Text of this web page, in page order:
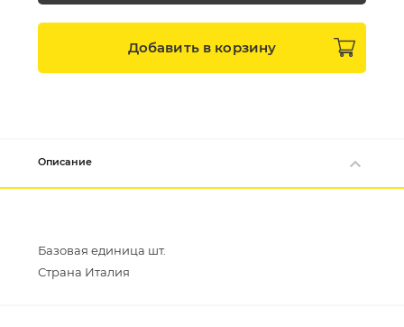
Добавить в корзину
Описание
Базовая единица шт.